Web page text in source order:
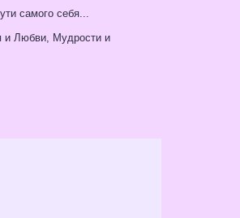
самого себя...
и Любви, Мудрости и